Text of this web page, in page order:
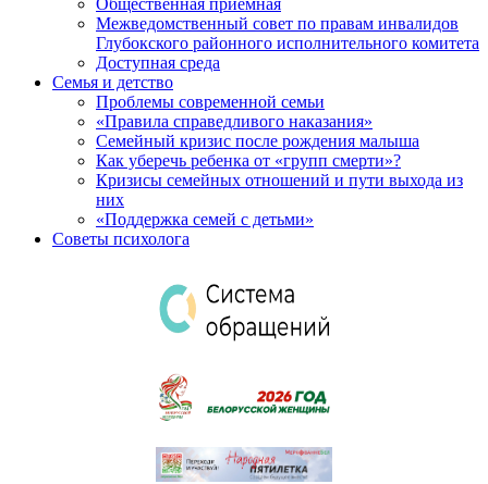
Межведомственный совет по правам инвалидов
Глубокского районного исполнительного комитета
Доступная среда
Семья и детство
Проблемы современной семьи
«Правила справедливого наказания»
Семейный кризис после рождения малыша
Как уберечь ребенка от «групп смерти»?
Кризисы семейных отношений и пути выхода из
них
«Поддержка семей с детьми»
Советы психолога